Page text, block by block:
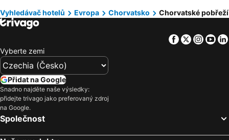
Hotely Kréta
Hotely Tunisko
Hotely Rakousko
Hotely Slovinsko
Hotely Jeseníky
Hotely Korfu
Hotely Krkonoše
Hotely Jihočeský kraj
Hotely Rhodos
Hotely Kypr
Vyhledávač hotelů Evropa Chorvatsko Chorvatské pobřeží
Facebook
Twitter
Vyberte zemi
Přidat na Google
Snadno najděte naše výsledky:
přidejte trivago jako preferovaný zdroj
na Google.
Společnost